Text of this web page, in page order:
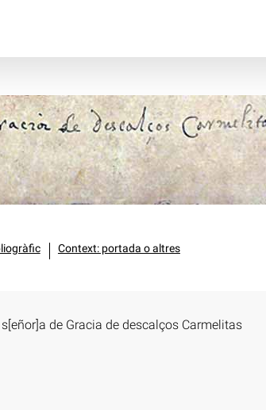
Context: portada o altres
de Gracia de descalços Carmelitas